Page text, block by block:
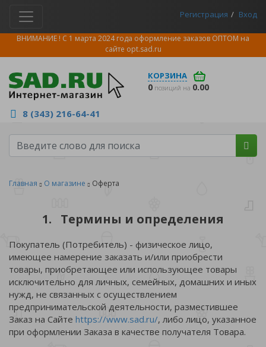
Регистрация Вход
ВНИМАНИЕ ! С 1 марта 2024 года оформление заказов ОПТОМ на
сайте opt.sad.ru
КОРЗИНА
0 позиций на 0.00
8 (343) 216-64-41
Главная О магазине Оферта
1. Термины и определения
Покупатель (Потребитель) - физическое лицо,
имеющее намерение заказать и/или приобрести
товары, приобретающее или использующее товары
исключительно для личных, семейных, домашних и иных
нужд, не связанных с осуществлением
предпринимательской деятельности, разместившее
Заказ на Сайте https://www.sad.ru/, либо лицо, указанное
при оформлении Заказа в качестве получателя Товара.